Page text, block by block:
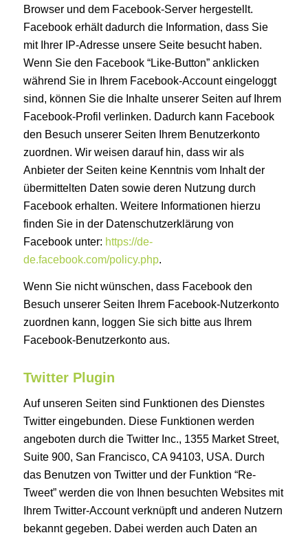
Browser und dem Facebook-Server hergestellt.
Facebook erhält dadurch die Information, dass Sie
mit Ihrer IP-Adresse unsere Seite besucht haben.
Wenn Sie den Facebook “Like-Button” anklicken
während Sie in Ihrem Facebook-Account eingeloggt
sind, können Sie die Inhalte unserer Seiten auf Ihrem
Facebook-Profil verlinken. Dadurch kann Facebook
den Besuch unserer Seiten Ihrem Benutzerkonto
zuordnen. Wir weisen darauf hin, dass wir als
Anbieter der Seiten keine Kenntnis vom Inhalt der
übermittelten Daten sowie deren Nutzung durch
Facebook erhalten. Weitere Informationen hierzu
finden Sie in der Datenschutzerklärung von
Facebook unter: https://de-
de.facebook.com/policy.php.
Wenn Sie nicht wünschen, dass Facebook den
Besuch unserer Seiten Ihrem Facebook-Nutzerkonto
zuordnen kann, loggen Sie sich bitte aus Ihrem
Facebook-Benutzerkonto aus.
Twitter Plugin
Auf unseren Seiten sind Funktionen des Dienstes
Twitter eingebunden. Diese Funktionen werden
angeboten durch die Twitter Inc., 1355 Market Street,
Suite 900, San Francisco, CA 94103, USA. Durch
das Benutzen von Twitter und der Funktion “Re-
Tweet” werden die von Ihnen besuchten Websites mit
Ihrem Twitter-Account verknüpft und anderen Nutzern
bekannt gegeben. Dabei werden auch Daten an